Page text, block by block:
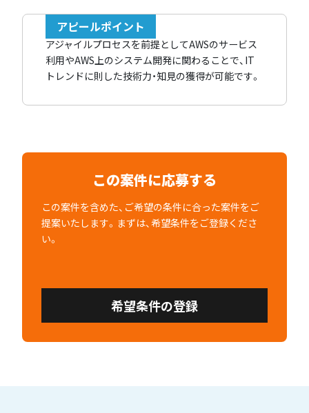
アピールポイント
アジャイルプロセスを前提としてAWSのサービス
利用やAWS上のシステム開発に関わることで、IT
トレンドに則した技術力・知見の獲得が可能です。
この案件に応募する
この案件を含めた、ご希望の条件に合った案件をご
提案いたします。まずは、希望条件をご登録くださ
い。
希望条件の登録